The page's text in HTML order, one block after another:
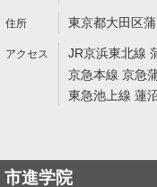
東京都大田区
JR京浜東北線
京急本線 京急
東急池上線 蓮
市進学院